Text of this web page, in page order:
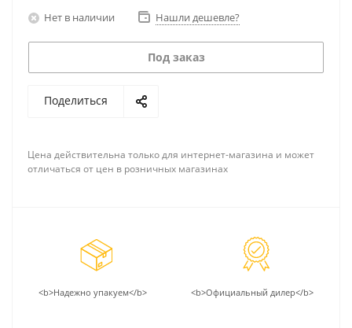
Нет в наличии Нашли дешевле?
Под заказ
Поделиться
Цена действительна только для интернет-магазина и может
отличаться от цен в розничных магазинах
<b>Надежно упакуем</b> <b>Официальный дилер</b>